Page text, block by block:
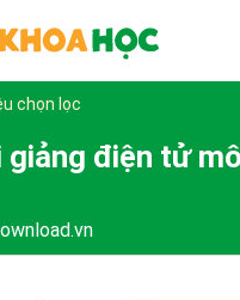
chọn lọc
giảng điện tử